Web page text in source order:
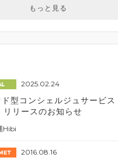
もっと見る
2025.02.24
ド型コンシェルジュサービ
リリースのお知らせ
Hibi
2016.08.16